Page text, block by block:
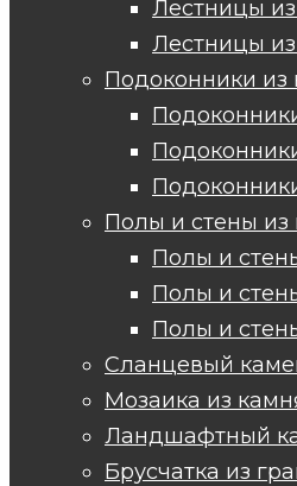
Лестницы
Лестницы
Подоконники из
Полы и стены из
Полы и
Полы и
Полы и
Сланцевый
Мозаика из
Ландшафтный
Брусчатка из